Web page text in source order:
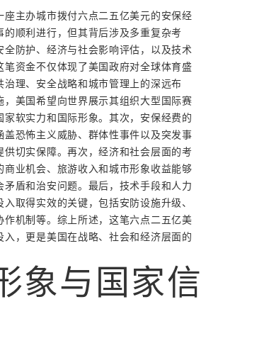
主办城市拨付六点二五亿美元的安保经
顺利进行，但其背后涉及多重复杂考
防护、经济与社会影响评估，以及技术
资金不仅体现了美国政府对全球体育盛
理、安全战略和城市管理上的深远布
美国希望向世界展示其组织大型国际赛
软实力和国际形象。其次，安保经费的
恐怖主义威胁、群体性事件以及突发事
切实保障。再次，经济和社会层面的考
业机会、旅游收入和城市形象收益能够
盾和治安问题。最后，技术手段和人力
取得实效的关键，包括安防设施升级、
机制等。综上所述，这笔六点二五亿美
，更是美国在战略、社会和经济层面的
象与国家信